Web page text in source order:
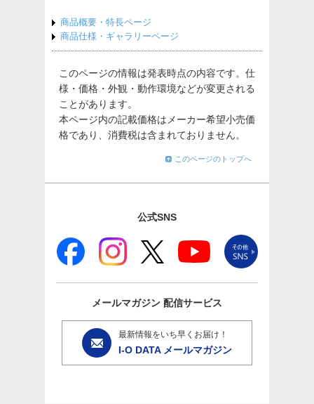
商品概要・特長ページ
商品仕様・ギャラリーページ
このページの情報は発表時点の内容です。仕
様・価格・外観・動作環境などが変更される
ことがあります。
本ページ内の記載価格はメーカー希望小売価
格であり、消費税は含まれておりません。
このページのトップへ
公式SNS
メールマガジン 配信サービス
最新情報をいち早くお届け！
I-O DATA メールマガジン